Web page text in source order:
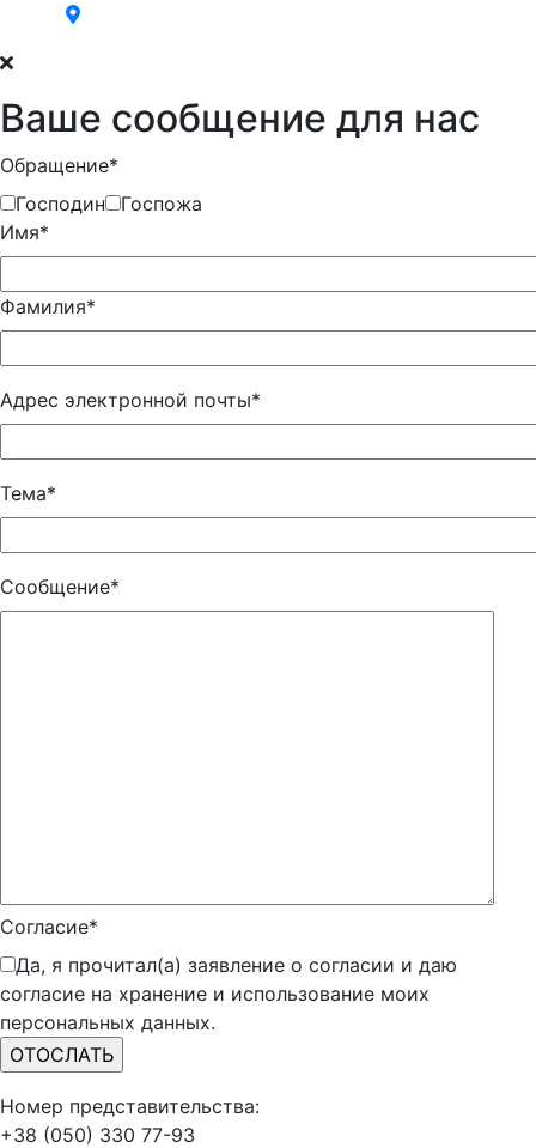
Ваше сообщение для нас
Обращение*
Господин
Госпожа
Имя*
Фамилия*
Адрес электронной почты*
Тема*
Сообщение*
Согласие*
Да, я прочитал(а) заявление о согласии и даю
согласие на хранение и использование моих
персональных данных.
Номер представительства:
+38 (050) 330 77-93